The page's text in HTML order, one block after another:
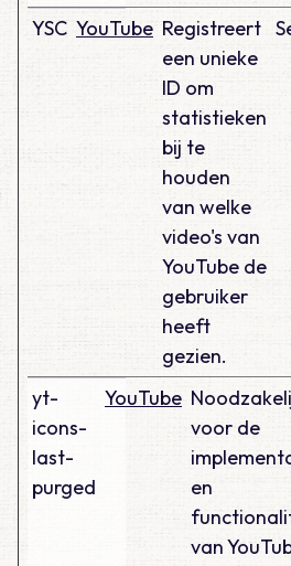
YSC YouTube Registreert
een unieke
ID om
statistieken
bij te
houden
van welke
video's van
YouTube de
gebruiker
heeft
gezien.
yt-
icons-
last-
purged
YouTube
voor de
en
van